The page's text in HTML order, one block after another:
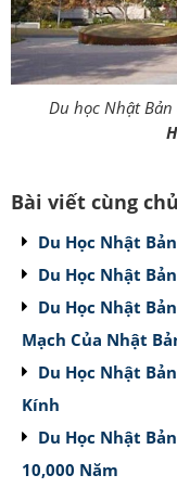
Du học Nhật Bản
Bài viết cùng
Du Học Nhật
Du Học Nhật
Du Học Nhật
Mạch Của Nhật
Du Học Nhật
Kính
Du Học Nhật
10,000 Năm